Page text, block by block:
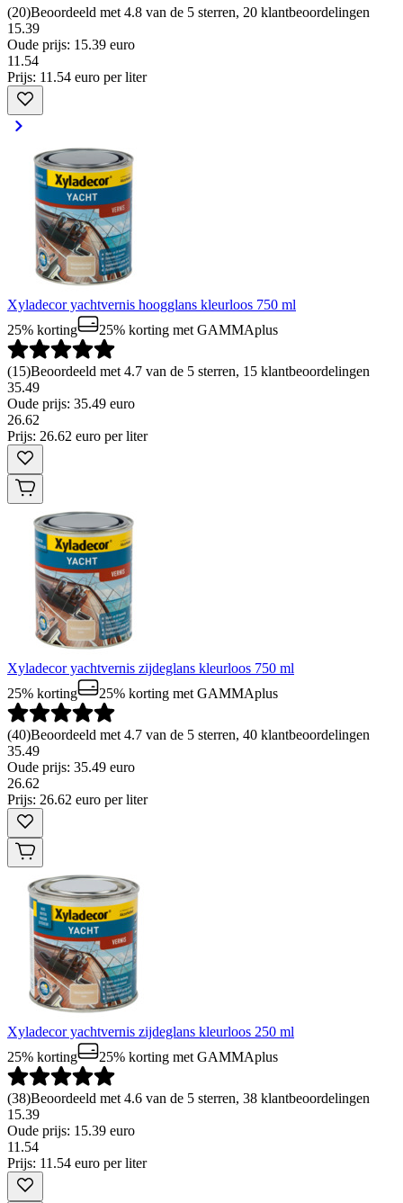
(20)Beoordeeld met 4.8 van de 5 sterren, 20 klantbeoordelingen
15.39
Oude prijs: 15.39 euro
11 .54
Prijs: 11.54 euro per liter
Xyladecor yachtvernis hoogglans kleurloos 750 ml
25% korting
25% korting met GAMMAplus
(15)Beoordeeld met 4.7 van de 5 sterren, 15 klantbeoordelingen
35.49
Oude prijs: 35.49 euro
26.62
Prijs: 26.62 euro per liter
Xyladecor yachtvernis zijdeglans kleurloos 750 ml
25% korting
25% korting met GAMMAplus
(40)Beoordeeld met 4.7 van de 5 sterren, 40 klantbeoordelingen
35.49
Oude prijs: 35.49 euro
26.62
Prijs: 26.62 euro per liter
Xyladecor yachtvernis zijdeglans kleurloos 250 ml
25% korting
25% korting met GAMMAplus
(38)Beoordeeld met 4.6 van de 5 sterren, 38 klantbeoordelingen
15.39
Oude prijs: 15.39 euro
11 .54
Prijs: 11.54 euro per liter